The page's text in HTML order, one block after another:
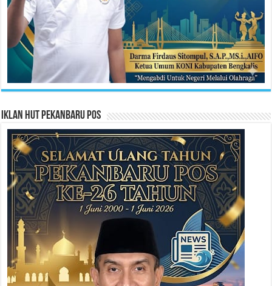
Iklan HUT Pekanbaru Pos